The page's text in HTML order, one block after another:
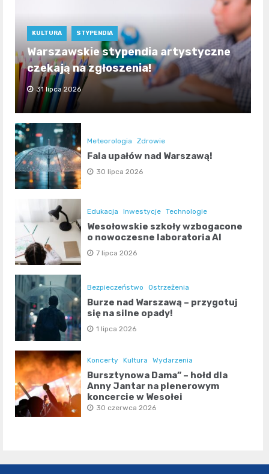
KULTURA STYPENDIA
Warszawskie stypendia artystyczne
czekają na zgłoszenia!
31 lipca 2026
Meteorologia Zdrowie
Fala upałów nad Warszawą!
30 lipca 2026
Edukacja Inwestycje Technologie
Wesołowskie szkoły wzbogacone
o nowoczesne laboratoria AI
7 lipca 2026
Bezpieczeństwo Ostrzeżenia
Burze nad Warszawą – przygotuj
się na silne opady!
1 lipca 2026
Koncerty Kultura Wydarzenia
Bursztynowa Dama” – hołd dla
Anny Jantar na plenerowym
koncercie w Wesołej
30 czerwca 2026